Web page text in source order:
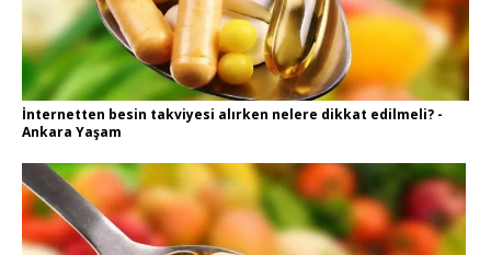
İnternetten besin takviyesi alırken nelere dikkat edilmeli? -
Ankara Yaşam